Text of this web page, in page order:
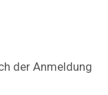
der Anmeldung